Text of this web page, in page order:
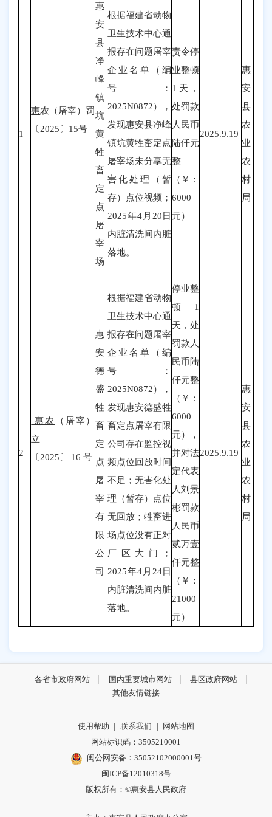
1
惠农（屠宰）罚
〔2025〕 15号
惠
安
县
净
峰
镇
坑
黄
牲
畜
定
点
屠
宰
场
根据福建省动物
卫生技术中心通
报存在问题屠宰
企业名单（编
号：
2025N0872），
发现惠安县净峰
镇坑黄牲畜定点
屠宰场未分享无
害化处理（暂
存）点位视频；
2025年4月20日
内脏清洗间内脏
落地。
责令停
业整顿
1天，
处罚款
人民币
陆仟元
整
（￥：
6000
元）
2025.9.19
惠
安
县
农
业
农
村
局
2
惠农 （ 屠宰）
立
〔2025〕 16 号
惠
安
德
盛
牲
畜
定
点
屠
宰
有
限
公
司
根据福建省动物
卫生技术中心通
报存在问题屠宰
企业名单（编
号：
2025N0872），
发现惠安德盛牲
畜定点屠宰有限
公司存在监控视
频点位回放时间
不足；无害化处
理（暂存）点位
无回放；牲畜进
场点位没有正对
厂区大门；
2025年4月24日
内脏清洗间内脏
落地。
停业整
顿 1
天，处
罚款人
民币陆
仟元整
（￥：
6000
元），
并对法
定代表
人刘景
彬罚款
人民币
贰万壹
仟元整
（￥：
21000
元）
2025.9.19
惠
安
县
农
业
农
村
局
各省市政府网站 国内重要城市网站
县区政府网站
其他友情链接
使用帮助 | 联系我们 |
网站地图
网站标识码：3505210001
闽公网安备：35052102000001号
闽ICP备12010318号
版权所有：©惠安县人民政府